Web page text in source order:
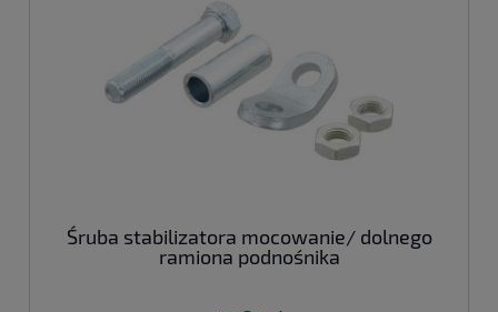
Śruba stabilizatora mocowanie/ dolnego
ramiona podnośnika